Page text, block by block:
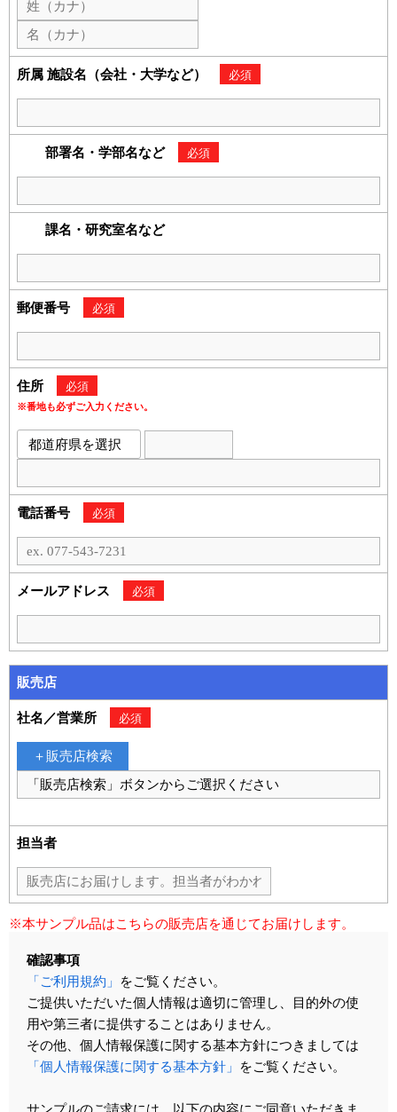
Q&A
所属 施設名（会社・大学など） 必須
部署名・学部名など 必須
課名・研究室名など
郵便番号 必須
住所 必須
※番地も必ずご入力ください。
電話番号 必須
メールアドレス 必須
販売店
社名／営業所 必須
販売店検索
担当者
※本サンプル品はこちらの販売店を通じてお届けします。
確認事項
「ご利用規約」
をご覧ください。
ご提供いただいた個人情報は適切に管理し、目的外の使
用や第三者に提供することはありません。
その他、個人情報保護に関する基本方針につきましては
「個人情報保護に関する基本方針」
をご覧ください。